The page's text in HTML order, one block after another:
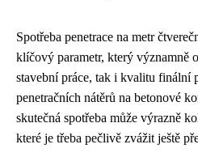
Spotřeba penetrace na metr
klíčový parametr, který významně
stavební práce, tak i kvalitu finální
penetračních nátěrů na betonové
skutečná spotřeba může výrazně
které je třeba pečlivě zvážit ještě